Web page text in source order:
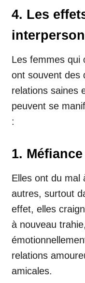
4. Les
Les femmes qui
ont souvent des
relations saines
peuvent se
:
1.
Elles ont du mal
autres, surtout
effet, elles
à nouveau
relations
amicales.